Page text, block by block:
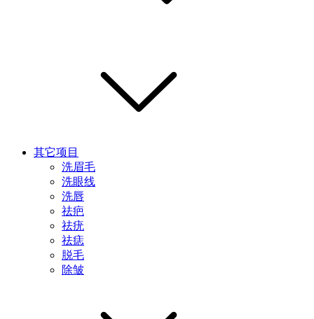
其它项目
洗眉毛
洗眼线
洗唇
祛疤
祛疣
祛痣
脱毛
除皱